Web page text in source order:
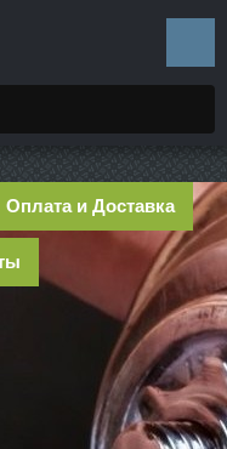
Оплата и Доставка